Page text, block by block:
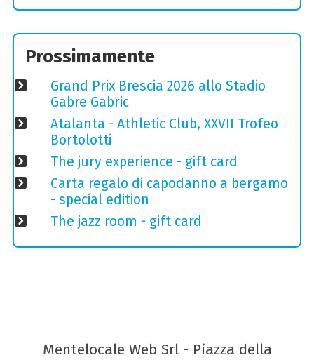
Prossimamente
Grand Prix Brescia 2026 allo Stadio
Gabre Gabric
Atalanta - Athletic Club, XXVII Trofeo
Bortolotti
The jury experience - gift card
Carta regalo di capodanno a bergamo
- special edition
The jazz room - gift card
Mentelocale Web Srl - Piazza della